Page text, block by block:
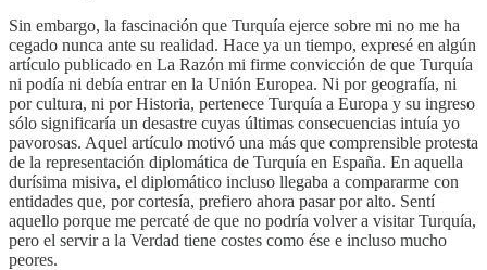
Sin embargo, la fascinación que Turquía ejerce sobre mi no me ha
cegado nunca ante su realidad. Hace ya un tiempo, expresé en algún
artículo publicado en La Razón mi firme convicción de que Turquía
ni podía ni debía entrar en la Unión Europea. Ni por geografía, ni
por cultura, ni por Historia, pertenece Turquía a Europa y su ingreso
sólo significaría un desastre cuyas últimas consecuencias intuía yo
pavorosas. Aquel artículo motivó una más que comprensible protesta
de la representación diplomática de Turquía en España. En aquella
durísima misiva, el diplomático incluso llegaba a compararme con
entidades que, por cortesía, prefiero ahora pasar por alto. Sentí
aquello porque me percaté de que no podría volver a visitar Turquía,
pero el servir a la Verdad tiene costes como ése e incluso mucho
peores.